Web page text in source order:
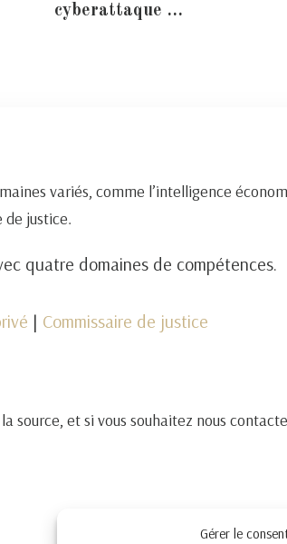
Gérer le
cyberattaque …
variés, comme l’intelligence
de justice.
quatre domaines de compétences.
| Commissaire de justice
source, et si vous souhaitez nous